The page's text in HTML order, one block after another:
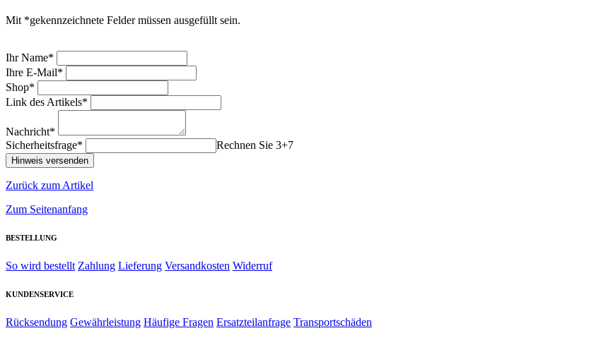
Mit *gekennzeichnete Felder müssen ausgefüllt sein.
Ihr Name*
Ihre E-Mail*
Shop*
Link des Artikels*
Nachricht*
Sicherheitsfrage*
Rechnen Sie 3+7
Zurück zum Artikel
Zum Seitenanfang
BESTELLUNG
So wird bestellt Zahlung Lieferung Versandkosten Widerruf
KUNDENSERVICE
Rücksendung Gewährleistung Häufige Fragen Ersatzteilanfrage Transportschäden